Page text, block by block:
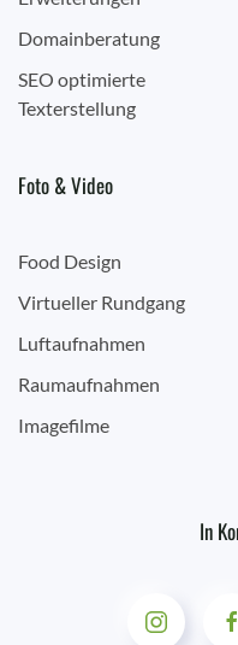
Domainberatung
SEO optimierte
Texterstellung
Foto & Video
Food Design
Virtueller Rundgang
Luftaufnahmen
Raumaufnahmen
Imagefilme
In